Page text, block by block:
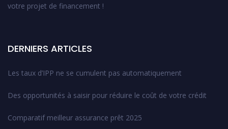
votre projet de financement !
DERNIERS ARTICLES
Les taux d’IPP ne se cumulent pas automatiquement
Des opportunités à saisir pour réduire le coût de votre crédit
Comparatif meilleur assurance prêt 2025